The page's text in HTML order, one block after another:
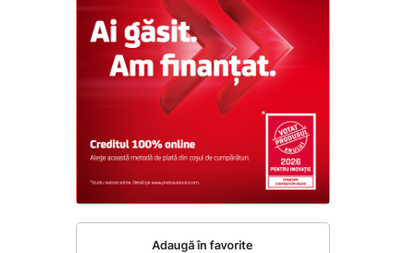
Adaugă în favorite